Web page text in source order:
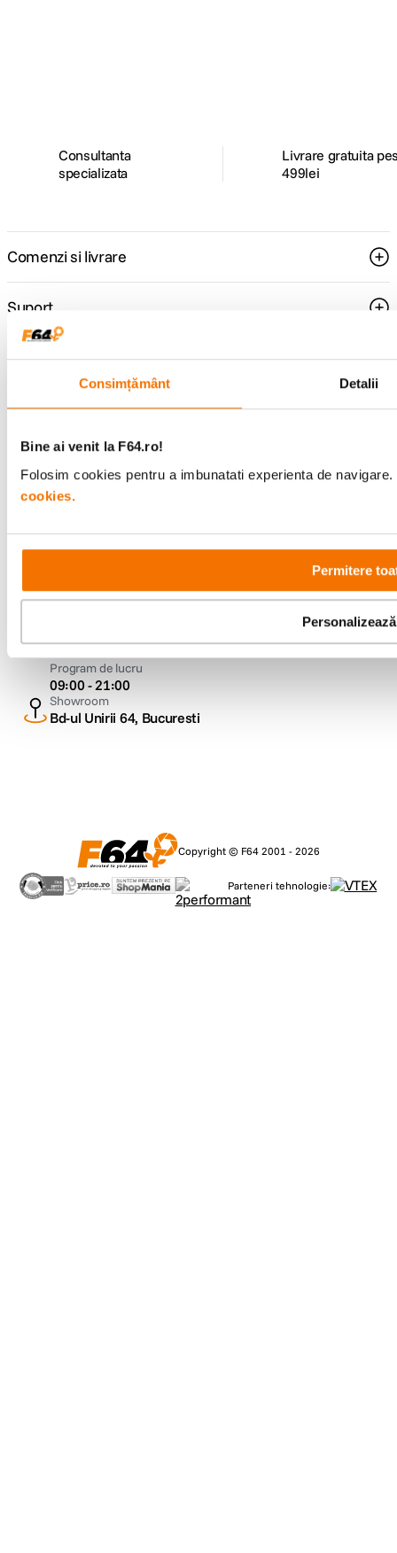
Consimțământ Detalii
Bine ai venit la F64.ro!
Folosim cookies pentru a imbunatati experienta de
cookies.
Permitere
Personalizează
Consultanta
specializata
Livrare gratuita
499lei
Comenzi si livrare
Suport
Service si garantii
F64 Studio
Urmareste-ne
Program de lucru
09:00 - 21:00
Showroom
Bd-ul Unirii 64, Bucuresti
Copyright © F64 2001 - 2026
Parteneri tehnologie: